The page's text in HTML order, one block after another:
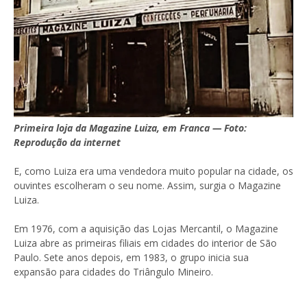
Primeira loja da Magazine Luiza, em Franca — Foto:
Reprodução da internet
E, como Luiza era uma vendedora muito popular na cidade, os
ouvintes escolheram o seu nome. Assim, surgia o Magazine
Luiza.
Em 1976, com a aquisição das Lojas Mercantil, o Magazine
Luiza abre as primeiras filiais em cidades do interior de São
Paulo. Sete anos depois, em 1983, o grupo inicia sua
expansão para cidades do Triângulo Mineiro.